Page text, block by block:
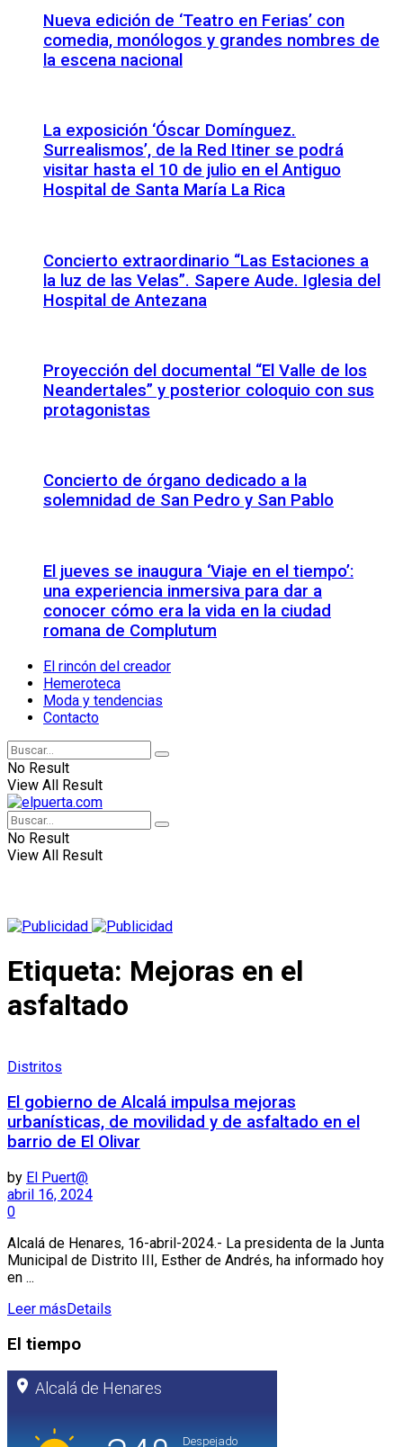
Nueva edición de ‘Teatro en Ferias’ con
comedia, monólogos y grandes nombres de
la escena nacional
La exposición ‘Óscar Domínguez.
Surrealismos’, de la Red Itiner se podrá
visitar hasta el 10 de julio en el Antiguo
Hospital de Santa María La Rica
Concierto extraordinario “Las Estaciones a
la luz de las Velas”. Sapere Aude. Iglesia del
Hospital de Antezana
Proyección del documental “El Valle de los
Neandertales” y posterior coloquio con sus
protagonistas
Concierto de órgano dedicado a la
solemnidad de San Pedro y San Pablo
El jueves se inaugura ‘Viaje en el tiempo’:
una experiencia inmersiva para dar a
conocer cómo era la vida en la ciudad
romana de Complutum
El rincón del creador
Hemeroteca
Moda y tendencias
Contacto
No Result
View All Result
No Result
View All Result
Etiqueta: Mejoras en el
asfaltado
Distritos
El gobierno de Alcalá impulsa mejoras
urbanísticas, de movilidad y de asfaltado en el
barrio de El Olivar
by El Puert@
abril 16, 2024
0
Alcalá de Henares, 16-abril-2024.- La presidenta de la Junta
Municipal de Distrito III, Esther de Andrés, ha informado hoy
en ...
Leer másDetails
El tiempo